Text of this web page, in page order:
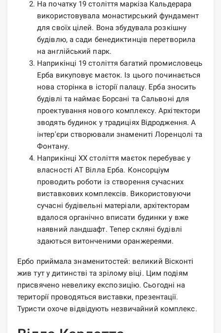
На початку 19 століття маркіза Кальдерара
використовувала монастирський фундамент
для своїх цілей. Вона збудувала розкішну
будівлю, а сади бенедиктинців перетворила
на англійський парк.
Наприкінці 19 століття багатий промисловець
Ерба викуповує маєток. Із цього починається
нова сторінка в історії палацу. Ерба зносить
будівлі та наймає Борсані та Сальвоні для
проектування нового комплексу. Архітектори
зводять будинок у традиціях Відродження. А
інтер'єри створювали знамениті Лоренцолі та
Фонтану.
Наприкінці ХХ століття маєток перебуває у
власності АТ Вілла Ерба. Консорціум
проводить роботи із створення сучасних
виставкових комплексів. Використовуючи
сучасні будівельні матеріали, архітекторам
вдалося органічно вписати будинки у вже
наявний ландшафт. Тепер скляні будівлі
здаються витонченими оранжереями.
Ербо приймала знаменитостей: великий Вісконті
жив тут у дитинстві та зрілому віці. Цим подіям
присвячено невелику експозицію. Сьогодні на
території проводяться виставки, презентації.
Туристи охоче відвідують незвичайний комплекс.